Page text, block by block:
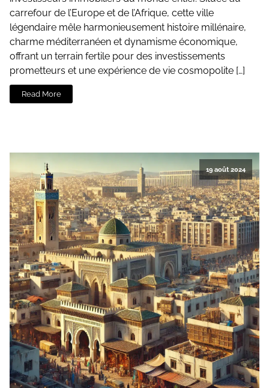
carrefour de l’Europe et de l’Afrique, cette ville
légendaire mêle harmonieusement histoire millénaire,
charme méditerranéen et dynamisme économique,
offrant un terrain fertile pour des investissements
prometteurs et une expérience de vie cosmopolite […]
Read More
19 août 2024